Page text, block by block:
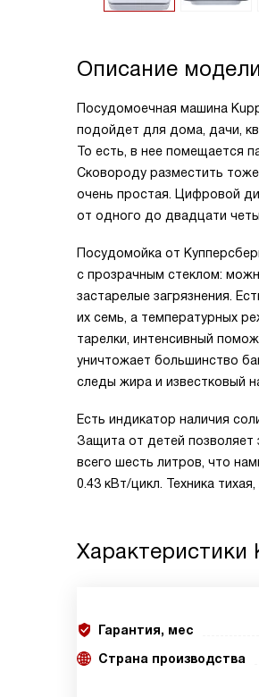
Описание
Посудомоечная машина
подойдет для дома, дачи,
То есть, в нее помещается
Сковороду разместить
очень простая. Цифровой
от одного до двадцати
Посудомойка от
с прозрачным стеклом:
застарелые загрязнения.
их семь, а температурных
тарелки, интенсивный
уничтожает большинство
следы жира и известковый
Есть индикатор наличия
Защита от детей
всего шесть литров, что
0.43 кВт/цикл. Техника
Характеристики
Гарантия, мес
Страна производства